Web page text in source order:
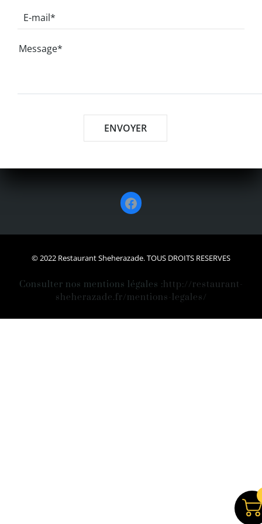
Facebook
© 2022 Restaurant Sheherazade. TOUS DROITS RESERVES
Consulter nos mentions légales :http://restaurant-
sheherazade.fr/mentions-legales/